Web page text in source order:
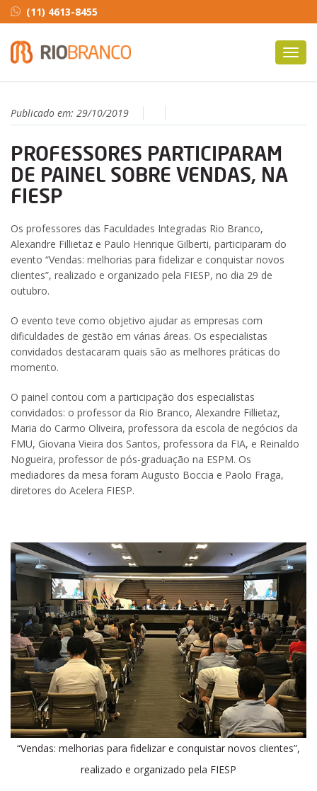
(11) 4613-8455
Publicado em: 29/10/2019
PROFESSORES PARTICIPARAM
DE PAINEL SOBRE VENDAS, NA
FIESP
Os professores das Faculdades Integradas Rio Branco,
Alexandre Fillietaz e Paulo Henrique Gilberti, participaram do
evento “Vendas: melhorias para fidelizar e conquistar novos
clientes”, realizado e organizado pela FIESP, no dia 29 de
outubro.
O evento teve como objetivo ajudar as empresas com
dificuldades de gestão em várias áreas. Os especialistas
convidados destacaram quais são as melhores práticas do
momento.
O painel contou com a participação dos especialistas
convidados: o professor da Rio Branco, Alexandre Fillietaz,
Maria do Carmo Oliveira, professora da escola de negócios da
FMU, Giovana Vieira dos Santos, professora da FIA, e Reinaldo
Nogueira, professor de pós-graduação na ESPM. Os
mediadores da mesa foram Augusto Boccia e Paolo Fraga,
diretores do Acelera FIESP.
“Vendas: melhorias para fidelizar e conquistar novos clientes”,
realizado e organizado pela FIESP